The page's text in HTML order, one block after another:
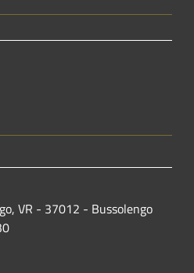
VR - 37012 - Bussolengo